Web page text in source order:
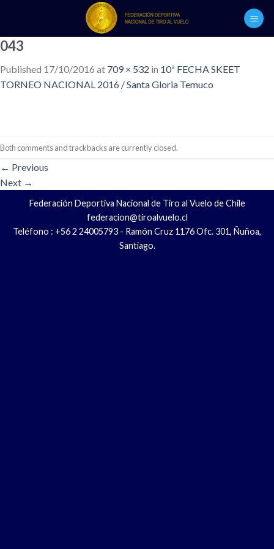
content
043
Published 17/10/2016 at 709 × 532 in 10ª FECHA SKEET
TORNEO NACIONAL 2016 / Santa Gloria Temuco
Both comments and trackbacks are currently closed.
← Previous
Next →
Federación Deportiva Nacional de Tiro al Vuelo de Chile
federacion@tiroalvuelo.cl
Teléfono : +56 2 24005793 - Ramón Cruz 1176 Ofc. 301, Ñuñoa,
Santiago.